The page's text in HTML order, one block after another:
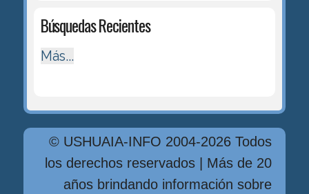
Búsquedas Recientes
Más...
© USHUAIA-INFO 2004-2026 Todos
los derechos reservados | Más de 20
años brindando información sobre